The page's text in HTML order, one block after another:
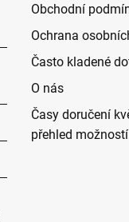
Obchodní
Ochrana
Často kladené
O nás
Časy doručení
přehled možností